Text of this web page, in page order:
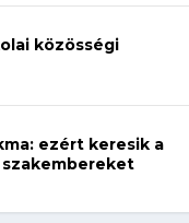
közösségi
ezért keresik a